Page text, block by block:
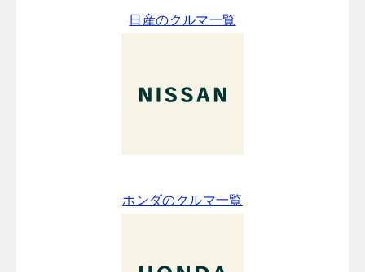
日産のクルマ一覧
ホンダのクルマ一覧